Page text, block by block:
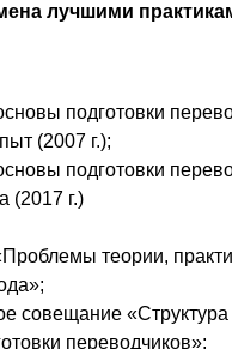
лучшими
подготовки
(2007 г.);
подготовки
(2017 г.)
теории,
совещание «Структура
переводчиков»;